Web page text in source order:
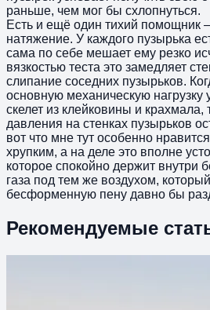
раньше, чем мог бы схлопнуться.
Есть и ещё один тихий помощник
натяжение. У каждого пузырька
сама по себе мешает ему резко
вязкостью теста это замедляет
слипание соседних пузырьков.
основную механическую нагрузку
скелет из клейковины и крахмала,
давления на стенках пузырьков
вот что мне тут особенно
хрупким, а на деле это вполне
которое спокойно держит внутри
газа под тем же воздухом,
бесформенную пену давно бы
Рекомендуемые